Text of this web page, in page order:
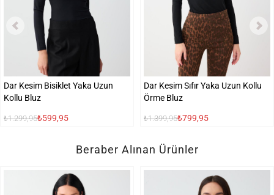
Dar Kesim Bisiklet Yaka Uzun
Kollu Bluz
₺1.299,95₺599,95
Dar Kesim Sıfır Yaka Uzun Kollu
Örme Bluz
₺1.399,95₺799,95
Beraber Alınan Ürünler